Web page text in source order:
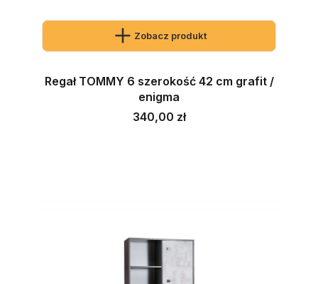
Zobacz produkt
Regał TOMMY 6 szerokość 42 cm grafit /
enigma
Cena
340,00 zł